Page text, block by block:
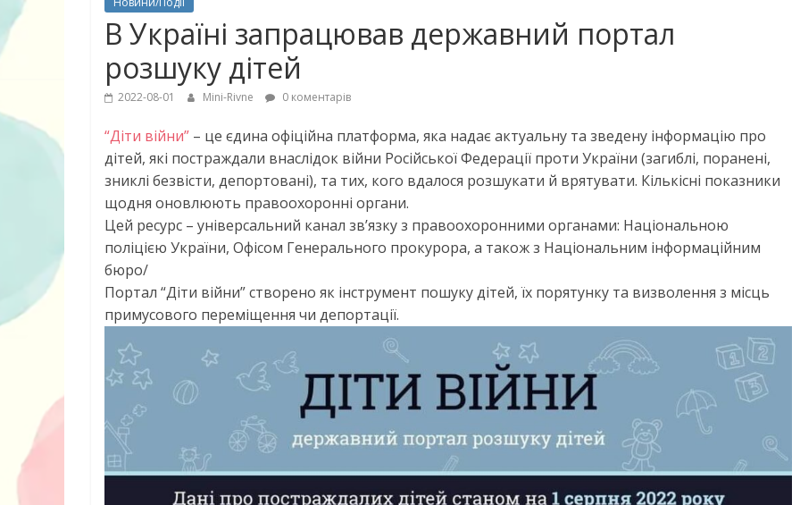
В Україні запрацював державний портал
розшуку дітей
2022-08-01 Mini-Rivne 0 коментарів
“Діти війни” – це єдина офіційна платформа, яка надає актуальну та зведену інформацію про
дітей, які постраждали внаслідок війни Російської Федерації проти України (загиблі, поранені,
зниклі безвісти, депортовані), та тих, кого вдалося розшукати й врятувати. Кількісні показники
щодня оновлюють правоохоронні органи.
Цей ресурс – універсальний канал звʼязку з правоохоронними органами: Національною
поліцією України, Офісом Генерального прокурора, а також з Національним інформаційним
бюро/
Портал “Діти війни” створено як інструмент пошуку дітей, їх порятунку та визволення з місць
примусового переміщення чи депортації.
10 найкращих фільмів для
дітей, що пояснюють складні
питання просто
Чарівні українські колискові
пісні для дітей (слова та
музика)